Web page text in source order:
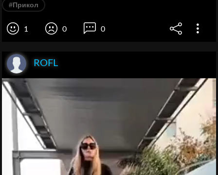
#Прикол
1 0 0
ROFL